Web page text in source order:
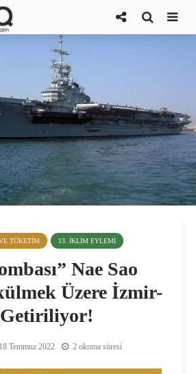
TÜKETIM 13. İKLIM EYLEMI
Nae Sao
Üzere İzmir-
Getiriliyor!
18 Temmuz 2022 2 okuma süresi